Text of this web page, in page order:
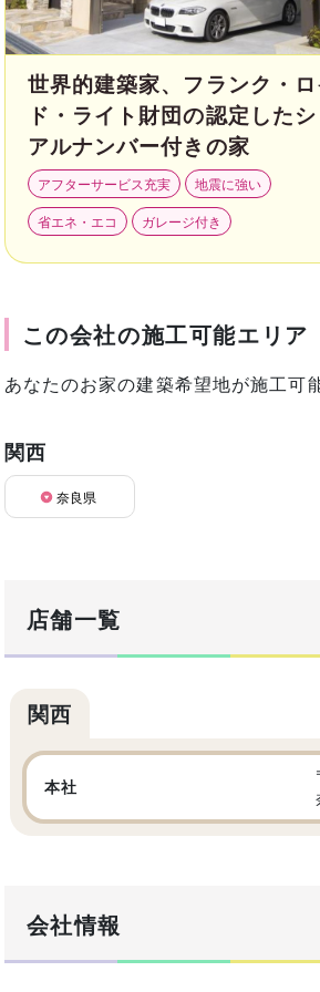
世界的建築家、フランク・
ド・ライト財団の認定した
アルナンバー付きの家
アフターサービス充実
地震に強い
省エネ・エコ
ガレージ付き
この会社の施工可能エリア
あなたのお家の建築希望地が施工可
関西
奈良県
店舗一覧
関西
本社
会社情報